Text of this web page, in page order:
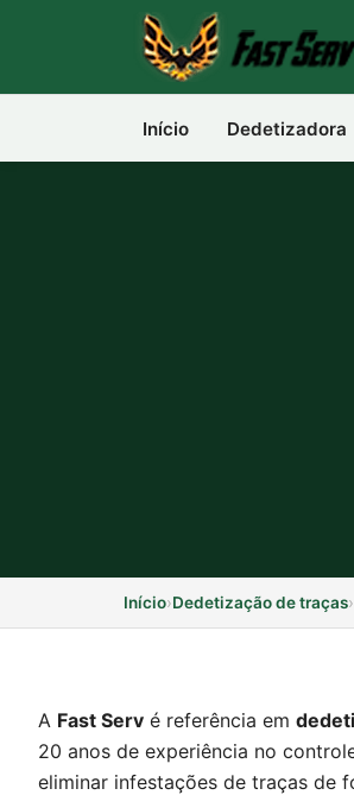
Início Dedetizadora
Início›Dedetização de traças›
A Fast Serv é referência em
20 anos de experiência no
eliminar infestações de traças de